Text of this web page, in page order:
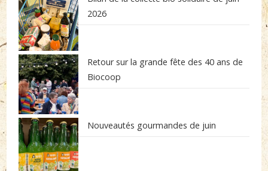
2026
Retour sur la grande fête des 40 ans de
Biocoop
Nouveautés gourmandes de juin